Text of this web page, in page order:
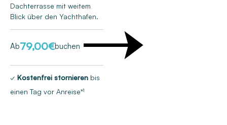
Dachterrasse mit weitem
Blick über den Yachthafen.
Ab79,00€buchen
✓ Kostenfrei stornieren bis
einen Tag vor Anreise*¹